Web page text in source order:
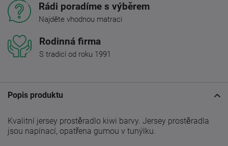
Rádi poradíme s výběrem
Najděte vhodnou matraci
Rodinná firma
S tradicí od roku 1991
Popis produktu
Kvalitní jersey prostěradlo kiwi barvy. Jersey prostěradla
jsou napínací, opatřena gumou v tunýlku.